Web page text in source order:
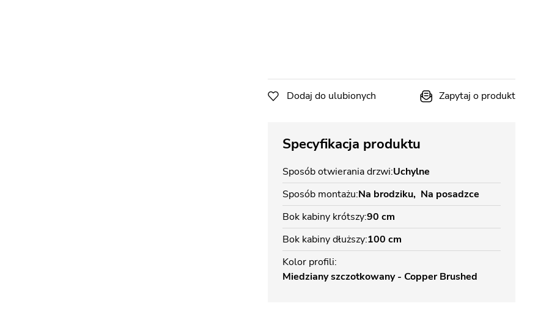
Dodaj do ulubionych Zapytaj o produkt
Specyfikacja produktu
Sposób otwierania drzwi Uchylne
Sposób montażu Na brodziku Na posadzce
Bok kabiny krótszy90 cm
Bok kabiny dłuższy 100 cm
Kolor profili
Miedziany szczotkowany - Copper Brushed